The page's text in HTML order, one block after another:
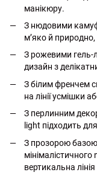
манікюру.
З нюдовими
м’яко й природно,
З рожевими
дизайн з
З білим френчем
на лінії усмішки
З перлинним
light підходить
З прозорою
вертикальна